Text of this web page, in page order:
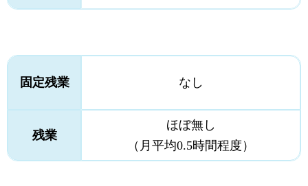
固定残業 なし
残業
ほぼ無し
（月平均0.5時間程度）